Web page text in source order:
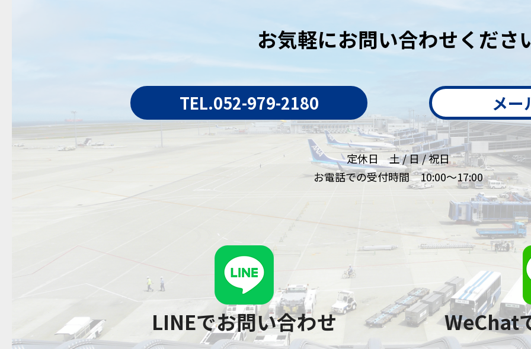
お気軽にお問い合わせくださ
TEL.052-979-2180 メー
定休日 土 / 日 / 祝日
お電話での受付時間 10:00～17:00
LINEでお問い合わせ WeChat